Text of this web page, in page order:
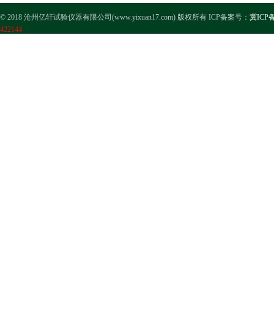
© 2018 沧州亿轩试验仪器有限公司(www.yixuan17.com) 版权所有 ICP备案号： 冀ICP
422144